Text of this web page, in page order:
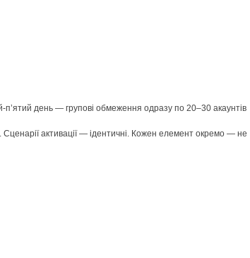
день — групові обмеження одразу по 20–30 акаунтів
активації — ідентичні. Кожен елемент окремо — не